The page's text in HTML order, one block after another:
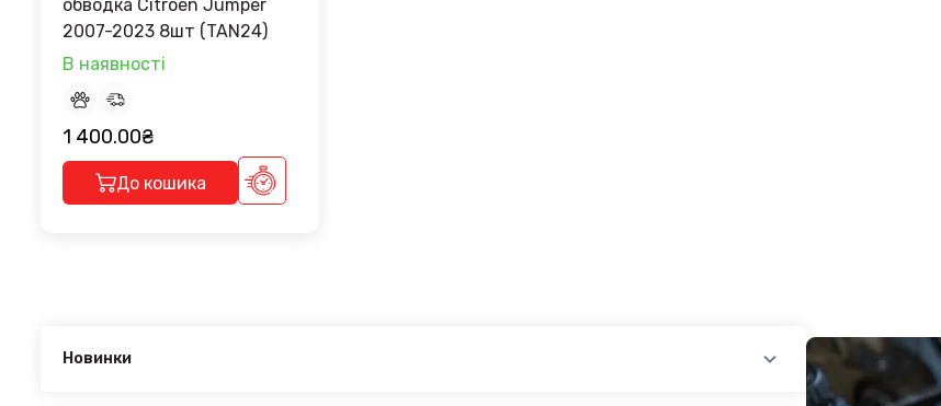
обводка Citroen Jumper
2007-2023 8шт (TAN24)
В наявності
1 400.00₴
До кошика
Новинки